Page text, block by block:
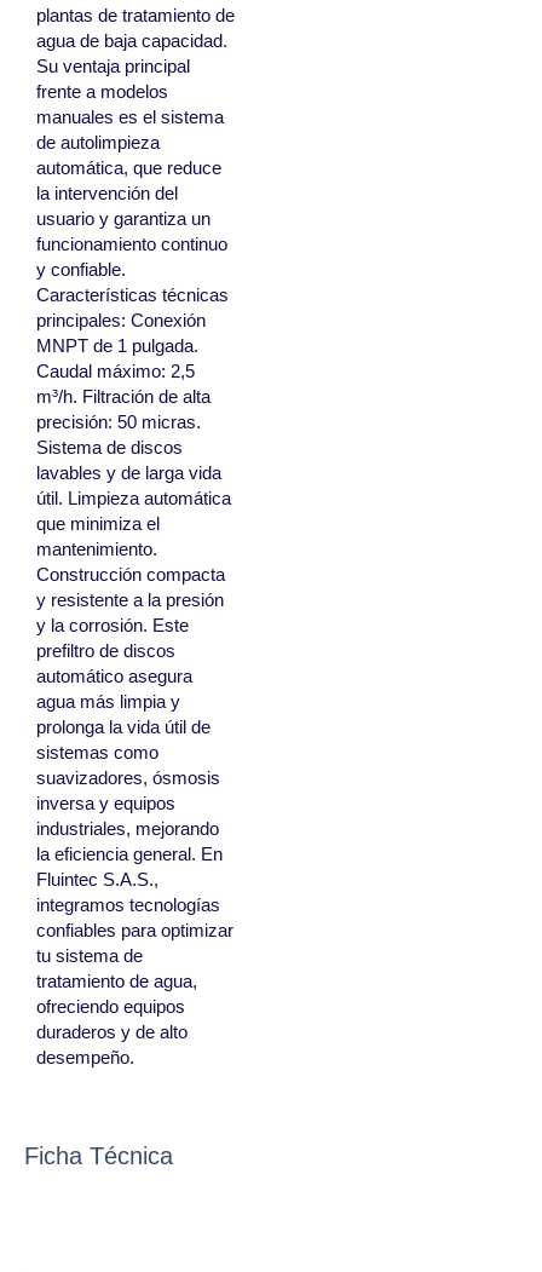
Ficha Técnica
plantas de tratamiento de
agua de baja capacidad.
Su ventaja principal
frente a modelos
manuales es el sistema
de autolimpieza
automática, que reduce
la intervención del
usuario y garantiza un
funcionamiento continuo
y confiable.
Características técnicas
principales: Conexión
MNPT de 1 pulgada.
Caudal máximo: 2,5
m³/h. Filtración de alta
precisión: 50 micras.
Sistema de discos
lavables y de larga vida
útil. Limpieza automática
que minimiza el
mantenimiento.
Construcción compacta
y resistente a la presión
y la corrosión. Este
prefiltro de discos
automático asegura
agua más limpia y
prolonga la vida útil de
sistemas como
suavizadores, ósmosis
inversa y equipos
industriales, mejorando
la eficiencia general. En
Fluintec S.A.S.,
integramos tecnologías
confiables para optimizar
tu sistema de
tratamiento de agua,
ofreciendo equipos
duraderos y de alto
desempeño.